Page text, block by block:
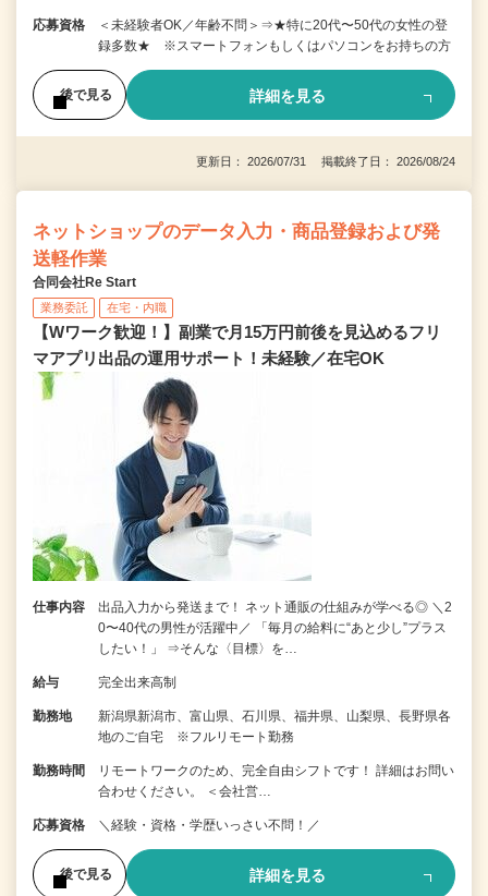
応募資格
＜未経験者OK／年齢不問＞⇒★特に20代〜50代の女性の登
録多数★ ※スマートフォンもしくはパソコンをお持ちの方
後で見る 詳細を見る
更新日： 2026/07/31 掲載終了日： 2026/08/24
ネットショップのデータ入力・商品登録および発
送軽作業
合同会社Re Start
業務委託 在宅・内職
【Wワーク歓迎！】副業で月15万円前後を見込めるフリ
マアプリ出品の運用サポート！未経験／在宅OK
仕事内容
出品入力から発送まで！ ネット通販の仕組みが学べる◎ ＼2
0〜40代の男性が活躍中／ 「毎月の給料に“あと少し”プラス
したい！」 ⇒そんな〈目標〉を…
給与 完全出来高制
勤務地
新潟県新潟市、富山県、石川県、福井県、山梨県、長野県各
地のご自宅 ※フルリモート勤務
勤務時間
リモートワークのため、完全自由シフトです！ 詳細はお問い
合わせください。 ＜会社営…
応募資格 ＼経験・資格・学歴いっさい不問！／
後で見る 詳細を見る